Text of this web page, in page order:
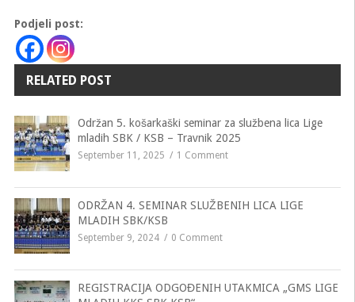
Podjeli post:
RELATED POST
Održan 5. košarkaški seminar za službena lica Lige
mladih SBK / KSB – Travnik 2025
September 11, 2025 1 Comment
ODRŽAN 4. SEMINAR SLUŽBENIH LICA LIGE
MLADIH SBK/KSB
September 9, 2024 0 Comment
REGISTRACIJA ODGOĐENIH UTAKMICA „GMS LIGE